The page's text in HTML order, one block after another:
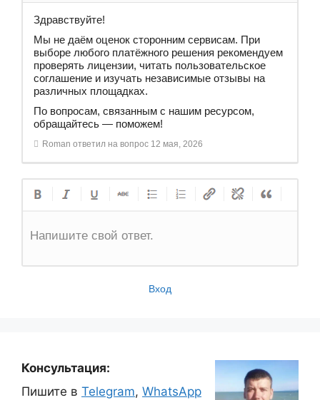
Здравствуйте!
Мы не даём оценок сторонним сервисам. При
выборе любого платёжного решения рекомендуем
проверять лицензии, читать пользовательское
соглашение и изучать независимые отзывы на
различных площадках.
По вопросам, связанным с нашим ресурсом,
обращайтесь — поможем!
Roman ответил на вопрос 12 мая, 2026
Напишите свой ответ.
Вход
Консультация:
Пишите в Telegram, WhatsApp